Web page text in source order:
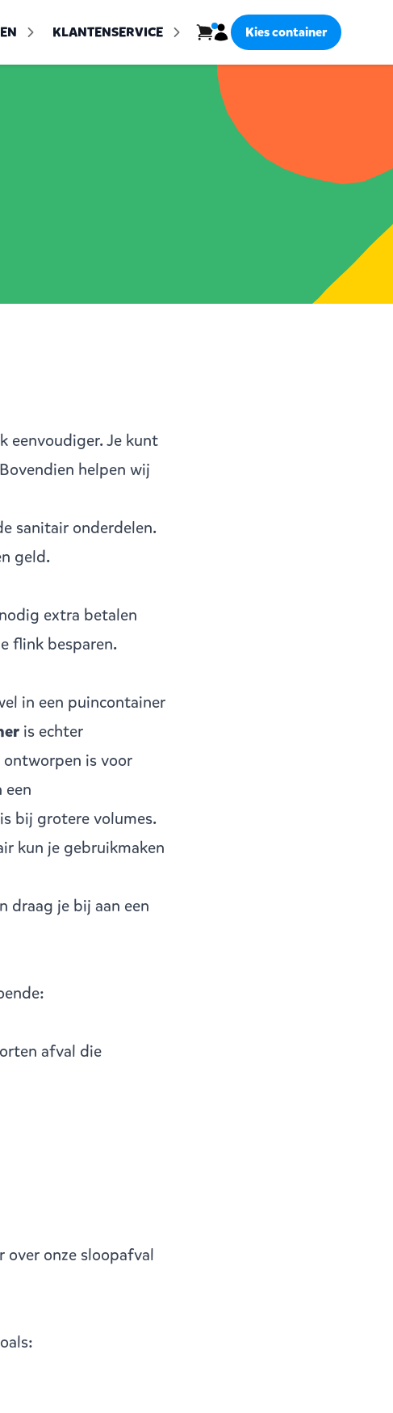
KLANTENSERVICE Bekijk winkelwagen
InloggenKies container
eenvoudiger. Je kunt
helpen wij
sanitair onderdelen.
geld.
extra betalen
flink besparen.
in een puincontainer
is echter
is voor
een
bij grotere volumes.
kun je gebruikmaken
draag je bij aan een
afval die
over onze sloopafval